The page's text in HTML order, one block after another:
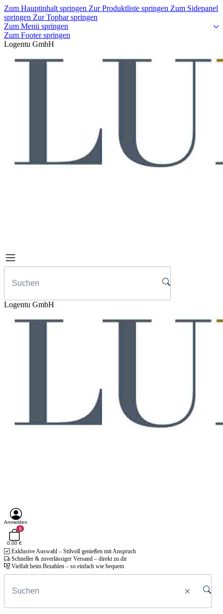
Zum Hauptinhalt springen Zur Produktliste springen Zum Sidepanel
springen Zur Topbar springen
Zum Menü springen
Zum Footer springen
Logentu GmbH
Logentu GmbH
Anmelden
0
0,00 €
Exklusive Auswahl – Stilvoll genießen mit Anspruch
Schneller & zuverlässiger Versand – direkt zu dir
Vielfalt beim Bezahlen – so einfach wie bequem